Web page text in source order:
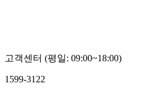
고객센터 (평일: 09:00~18:00)
1599-3122